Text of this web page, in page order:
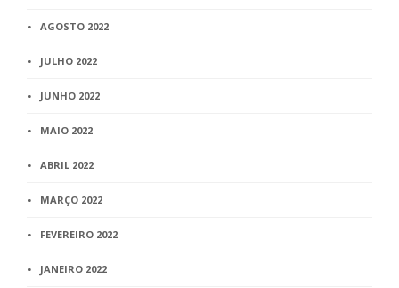
AGOSTO 2022
JULHO 2022
JUNHO 2022
MAIO 2022
ABRIL 2022
MARÇO 2022
FEVEREIRO 2022
JANEIRO 2022